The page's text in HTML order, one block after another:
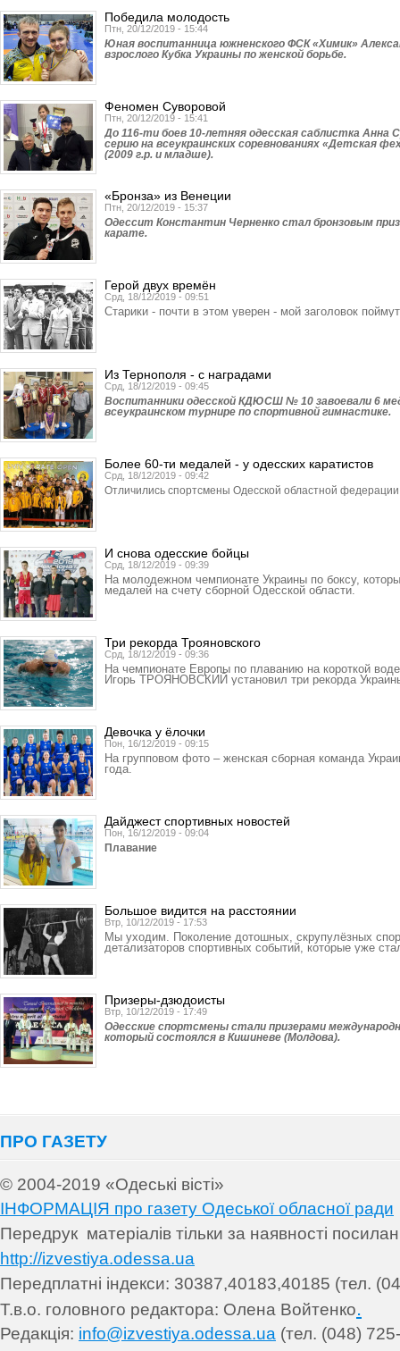
Победила молодость
Птн, 20/12/2019 - 15:44
Юная воспитанница южненского ФСК «Химик»
взрослого Кубка Украины по женской борьбе.
Феномен Суворовой
Птн, 20/12/2019 - 15:41
До 116-ти боев 10-летняя одесская саблистка Анна
серию на всеукраинских соревнованиях «Детская
(2009 г.р. и младше).
«Бронза» из Венеции
Птн, 20/12/2019 - 15:37
Одессит Константин Черненко стал бронзовым
карате.
Герой двух времён
Срд, 18/12/2019 - 09:51
Старики - почти в этом уверен - мой заголовок
Из Тернополя - с наградами
Срд, 18/12/2019 - 09:45
Воспитанники одесской КДЮСШ № 10 завоевали 6
всеукраинском турнире по спортивной гимнастике.
Более 60-ти медалей - у одесских каратистов
Срд, 18/12/2019 - 09:42
Отличились спортсмены Одесской областной федерации
И снова одесские бойцы
Срд, 18/12/2019 - 09:39
На молодежном чемпионате Украины по боксу,
медалей на счету сборной Одесской области.
Три рекорда Трояновского
Срд, 18/12/2019 - 09:36
На чемпионате Европы по плаванию на короткой
Игорь ТРОЯНОВСКИЙ установил три рекорда
Девочка у ёлочки
Пон, 16/12/2019 - 09:15
На групповом фото – женская сборная команда
года.
Дайджест спортивных новостей
Пон, 16/12/2019 - 09:04
Плавание
Большое видится на расстоянии
Втр, 10/12/2019 - 17:53
Мы уходим. Поколение дотошных, скрупулёзных
детализаторов спортивных событий, которые уже
Призеры-дзюдоисты
Втр, 10/12/2019 - 17:49
Одесские спортсмены стали призерами
который состоялся в Кишиневе (Молдова).
ПРО ГАЗЕТУ
© 2004-2019 «Одеські вісті»
ІНФОРМАЦІЯ про газету Одеської обласної ради
Передрук матеріалів тільки за наявності
http://izvestiya.odessa.ua
Передплатні індекси: 30387,40183,40185 (тел.
Т.в.о. головного редактора: Олена Войтенко.
Редакція: info@izvestiya.odessa.ua (тел. (048)